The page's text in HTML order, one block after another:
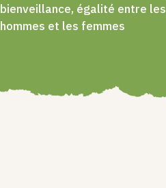
bienveillance, égalité entre les
hommes et les femmes